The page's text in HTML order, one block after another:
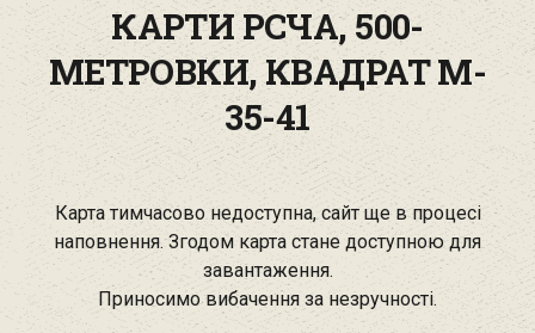
КАРТИ РСЧА, 500-
МЕТРОВКИ, КВАДРАТ M-
35-41
Карта тимчасово недоступна, сайт ще в процесі
наповнення. Згодом карта стане доступною для
завантаження.
Приносимо вибачення за незручності.